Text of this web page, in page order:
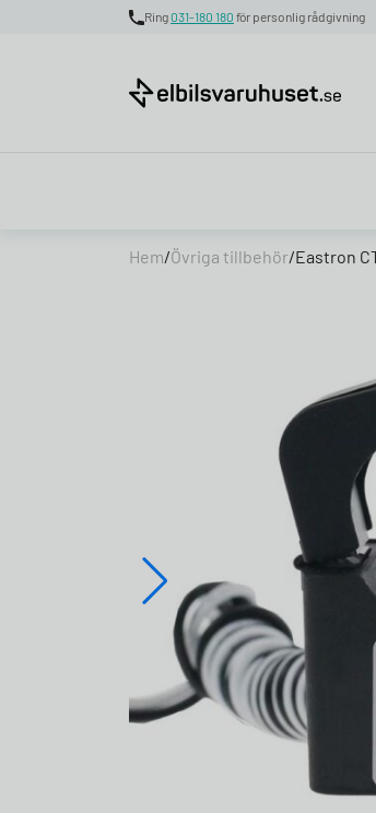
Ring031-180 180 för personlig rådgivning
Hem/Övriga tillbehör/Eastron